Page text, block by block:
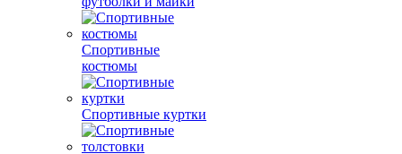
Спортивные
костюмы
Спортивные куртки